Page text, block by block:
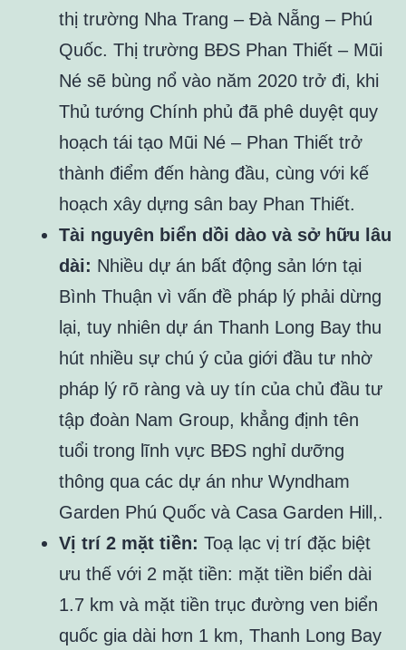
thị trường Nha Trang – Đà Nẵng – Phú
Quốc. Thị trường BĐS Phan Thiết – Mũi
Né sẽ bùng nổ vào năm 2020 trở đi, khi
Thủ tướng Chính phủ đã phê duyệt quy
hoạch tái tạo Mũi Né – Phan Thiết trở
thành điểm đến hàng đầu, cùng với kế
hoạch xây dựng sân bay Phan Thiết.
Tài nguyên biển dồi dào và sở hữu lâu
dài: Nhiều dự án bất động sản lớn tại
Bình Thuận vì vấn đề pháp lý phải dừng
lại, tuy nhiên dự án Thanh Long Bay thu
hút nhiều sự chú ý của giới đầu tư nhờ
pháp lý rõ ràng và uy tín của chủ đầu tư
tập đoàn Nam Group, khẳng định tên
tuổi trong lĩnh vực BĐS nghỉ dưỡng
thông qua các dự án như Wyndham
Garden Phú Quốc và Casa Garden Hill,.
Vị trí 2 mặt tiền: Toạ lạc vị trí đặc biệt
ưu thế với 2 mặt tiền: mặt tiền biển dài
1.7 km và mặt tiền trục đường ven biển
quốc gia dài hơn 1 km, Thanh Long Bay